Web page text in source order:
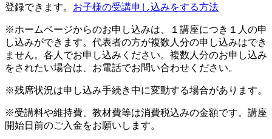
登録できます。 お子様の受講申し込みをする方法
※ホームページからのお申し込みは、１講座につき１人の申
し込みができます。代表者の方が複数人分の申し込みはでき
ません。各人でお申し込みください。複数人分のお申し込み
をされたい場合は、お電話でお問い合わせください。
※残席状況は申し込み手続き中に変動する場合があります。
※受講料や維持費、教材費等は消費税込みの金額です。講座
開始日前のご入金をお願いします。